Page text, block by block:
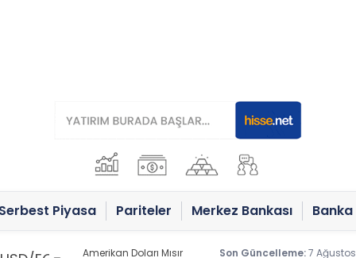
Piyasa Pariteler Merkez Bankası
Amerikan Doları Mısır
Son Güncelleme:7 Ağustos